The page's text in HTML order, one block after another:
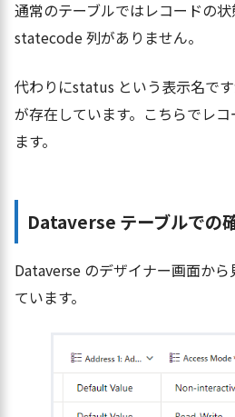
通常のテーブルではレコードの
statecode 列がありません。
代わりにstatus という表示名で
が存在しています。こちらでレ
ます。
Dataverse テーブルでの
Dataverse のデザイナー画面か
ています。